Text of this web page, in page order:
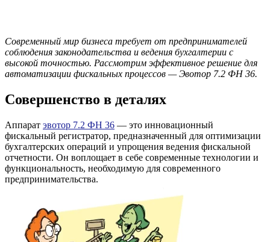
Современный мир бизнеса требует от предпринимателей
соблюдения законодательства и ведения бухгалтерии с
высокой точностью. Рассмотрим эффективное решение для
автоматизации фискальных процессов — Эвотор 7.2 ФН 36.
Совершенство в деталях
Аппарат эвотор 7.2 ФН 36 — это инновационный
фискальный регистратор, предназначенный для оптимизации
бухгалтерских операций и упрощения ведения фискальной
отчетности. Он воплощает в себе современные технологии и
функциональность, необходимую для современного
предпринимательства.